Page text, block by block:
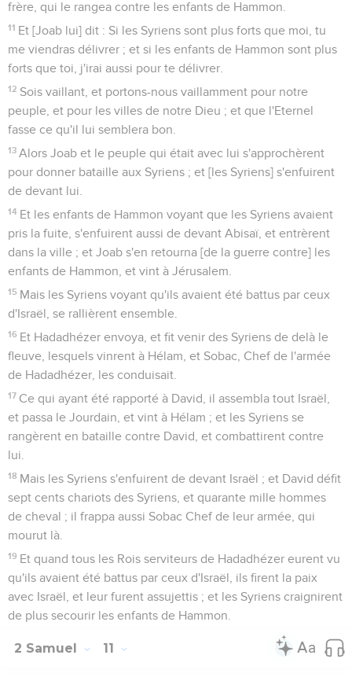
frère, qui le rangea contre les enfants de Hammon.
11 Et [Joab lui] dit : Si les Syriens sont plus forts que moi, tu
me viendras délivrer ; et si les enfants de Hammon sont plus
forts que toi, j'irai aussi pour te délivrer.
12 Sois vaillant, et portons-nous vaillamment pour notre
peuple, et pour les villes de notre Dieu ; et que l'Eternel
fasse ce qu'il lui semblera bon.
13 Alors Joab et le peuple qui était avec lui s'approchèrent
pour donner bataille aux Syriens ; et [les Syriens] s'enfuirent
de devant lui.
14 Et les enfants de Hammon voyant que les Syriens avaient
pris la fuite, s'enfuirent aussi de devant Abisaï, et entrèrent
dans la ville ; et Joab s'en retourna [de la guerre contre] les
enfants de Hammon, et vint à Jérusalem.
15 Mais les Syriens voyant qu'ils avaient été battus par ceux
d'Israël, se rallièrent ensemble.
16 Et Hadadhézer envoya, et fit venir des Syriens de delà le
fleuve, lesquels vinrent à Hélam, et Sobac, Chef de l'armée
de Hadadhézer, les conduisait.
17 Ce qui ayant été rapporté à David, il assembla tout Israël,
et passa le Jourdain, et vint à Hélam ; et les Syriens se
rangèrent en bataille contre David, et combattirent contre
lui.
18 Mais les Syriens s'enfuirent de devant Israël ; et David défit
sept cents chariots des Syriens, et quarante mille hommes
de cheval ; il frappa aussi Sobac Chef de leur armée, qui
mourut là.
19 Et quand tous les Rois serviteurs de Hadadhézer eurent vu
qu'ils avaient été battus par ceux d'Israël, ils firent la paix
avec Israël, et leur furent assujettis ; et les Syriens craignirent
de plus secourir les enfants de Hammon.
2 Samuel 11